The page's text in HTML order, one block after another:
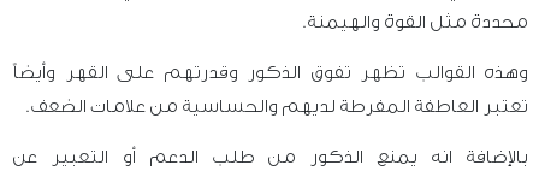
محددة مثل القوة والهيمنة.
وهذه القوالب تظهر تفوق الذكور وقدرتهم على القهر وأيضاً
تعتبر العاطفة المفرطة لديهم والحساسية من علامات الضعف.
بالإضافة انه يمنع الذكور من طلب الدعم أو التعبير عن